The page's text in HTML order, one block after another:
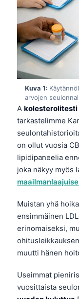
Kuva 1:
arvojen
A kolesterolitesti
tarkastelimme
on ollut vuosia
lipidipaneelia
joka näkyy myös
Muistan yhä
ensimmäinen
erinomaiseksi,
ohitusleikkauksen
muutti hänen
Useimmat
vuosittaista